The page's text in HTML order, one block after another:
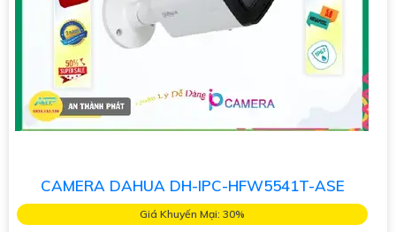
CAMERA DAHUA DH-IPC-HFW5541T-ASE
Giá Khuyến Mại: 30%